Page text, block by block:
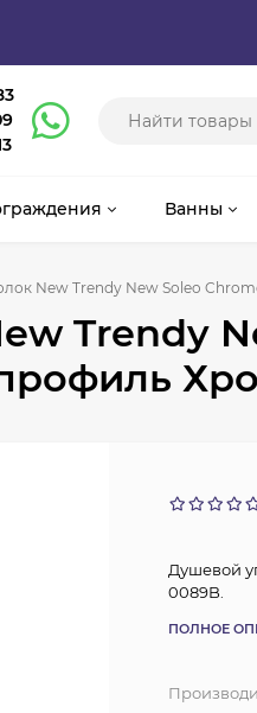
Ванны
New Trendy New Soleo
Trendy
Душевой
0089B.
ПОЛНОЕ